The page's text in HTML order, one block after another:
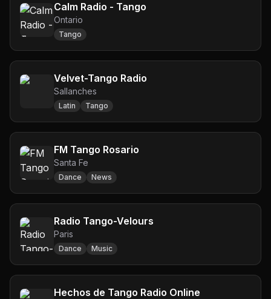
Calm Radio - Tango
Ontario
Tango
Velvet-Tango Radio
Sallanches
Latin Tango
FM Tango Rosario
Santa Fe
Dance News
Radio Tango-Velours
Paris
Dance Music
Hechos de Tango Radio Online